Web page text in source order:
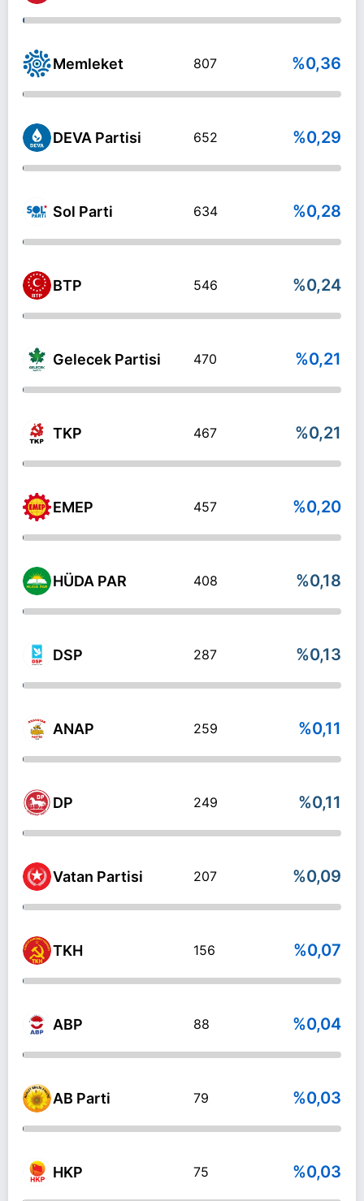
Memleket 807 %0,36
DEVA Partisi 652 %0,29
Sol Parti 634 %0,28
BTP 546 %0,24
Gelecek Partisi 470 %0,21
TKP 467 %0,21
EMEP 457 %0,20
HÜDA PAR 408 %0,18
DSP 287 %0,13
ANAP 259 %0,11
DP 249 %0,11
Vatan Partisi 207 %0,09
TKH 156 %0,07
ABP 88 %0,04
AB Parti 79 %0,03
HKP 75 %0,03